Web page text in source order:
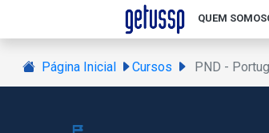
QUEM SOMOS
Página Inicial Cursos PND -